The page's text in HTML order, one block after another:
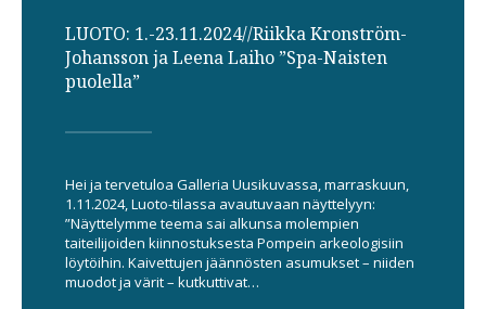
LUOTO: 1.-23.11.2024//Riikka Kronström-
Johansson ja Leena Laiho ”Spa-Naisten
puolella”
Hei ja tervetuloa Galleria Uusikuvassa, marraskuun,
1.11.2024, Luoto-tilassa avautuvaan näyttelyyn:
”Näyttelymme teema sai alkunsa molempien
taiteilijoiden kiinnostuksesta Pompein arkeologisiin
löytöihin. Kaivettujen jäännösten asumukset – niiden
muodot ja värit – kutkuttivat…